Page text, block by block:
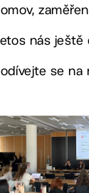
nás ještě
se na